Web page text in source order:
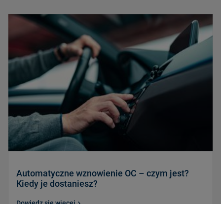
Automatyczne wznowienie OC – czym jest?
Kiedy je dostaniesz?